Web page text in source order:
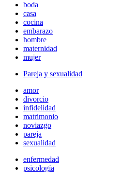
boda
casa
cocina
embarazo
hombre
maternidad
mujer
Pareja y sexualidad
amor
divorcio
infidelidad
matrimonio
noviazgo
pareja
sexualidad
enfermedad
psicología